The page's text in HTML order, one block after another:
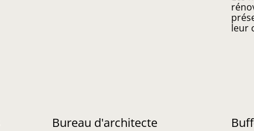
leur
Bureau d'architecte